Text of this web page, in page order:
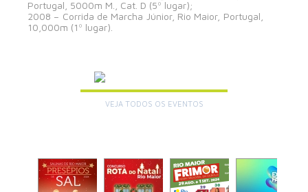
Portugal, 5000m M., Cat. D (5º lugar);
2008 – Corrida de Marcha Júnior, Rio Maior, Portugal,
10,000m (1º lugar).
VEJA TODOS OS EVENTOS